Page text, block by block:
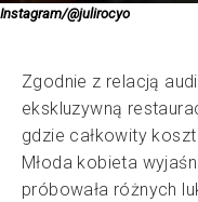
Instagram/@julirocyo
Zgodnie z relacją
ekskluzywną
gdzie całkowity
Młoda kobieta
próbowała różnych